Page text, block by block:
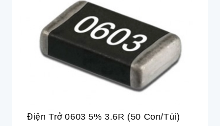
Điện Trở 0603 5% 3.6R (50 Con/túi)